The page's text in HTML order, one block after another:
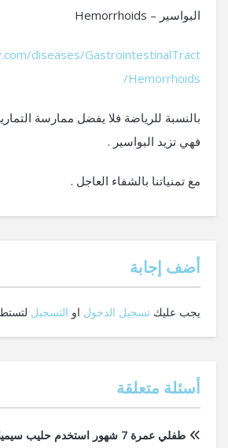
البواسير – Hemorrhoids
diseases/GastrointestinalTract
/Hemorrhoids
بالنسبة للرياضة فلا يفضل ممارسة
فهي تزيد البواسير .
مع تمنياتنا بالشفاء العاجل .
‫أضف إجابة
يجب عليك تسجيل الدخول او التسجيل
أسئلة متعلقة
طفلي عمرة 7 شهور استخدم حليب سيميلا